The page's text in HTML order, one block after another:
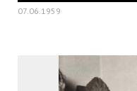
07.06.1959